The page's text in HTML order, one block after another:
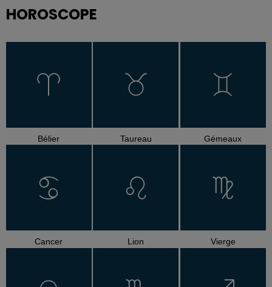
HOROSCOPE
Bélier Taureau Gémeaux
Cancer Lion Vierge